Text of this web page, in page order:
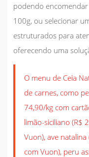
podendo
100g, ou selecionar
estruturados para
oferecendo uma
O menu de Ceia
de carnes, como
74,90/kg com
limão-siciliano (R$
Vuon), ave
com Vuon), peru